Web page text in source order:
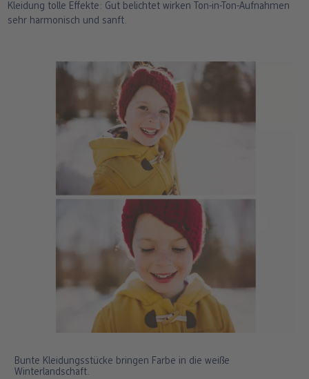
Kleidung tolle Effekte: Gut belichtet wirken Ton-in-Ton-Aufnahmen
sehr harmonisch und sanft.
Bunte Kleidungsstücke bringen Farbe in die weiße
Winterlandschaft.